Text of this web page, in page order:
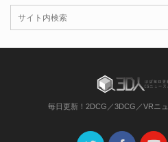
毎日更新！2DCG／3DCG／VRニ